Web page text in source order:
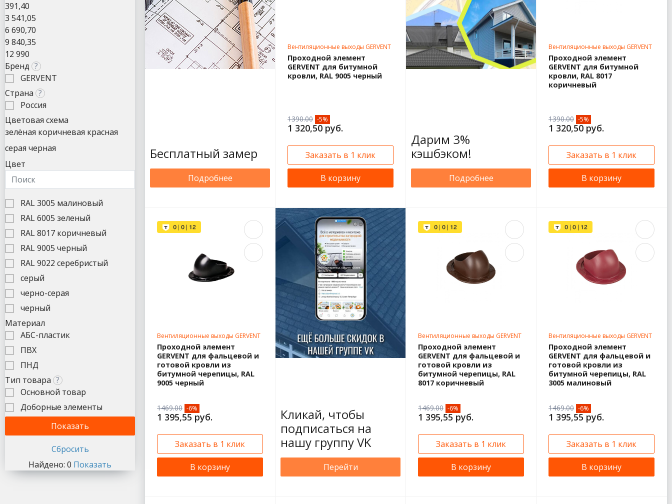
Бесплатный замер
Подробнее
Вентиляционные выходы GERVENT
Проходной элемент
GERVENT для битумной
кровли, RAL 9005 черный
1390.00 -5%
1 320,50 руб.
Заказать в 1 клик
В корзину
Дарим 3%
кэшбэком!
Подробнее
Вентиляционные выходы GERVENT
Проходной элемент
GERVENT для битумной
кровли, RAL 8017
коричневый
1390.00 -5%
1 320,50 руб.
Заказать в 1 клик
В корзину
Вентиляционные выходы GERVENT
Проходной элемент
GERVENT для фальцевой и
готовой кровли из
битумной черепицы, RAL
9005 черный
1469.00 -6%
1 395,55 руб.
Заказать в 1 клик
В корзину
Кликай, чтобы
подписаться на
нашу группу VK
Перейти
Вентиляционные выходы GERVENT
Проходной элемент
GERVENT для фальцевой и
готовой кровли из
битумной черепицы, RAL
8017 коричневый
1469.00 -6%
1 395,55 руб.
Заказать в 1 клик
В корзину
Вентиляционные выходы GERVENT
Проходной элемент
GERVENT для фальцевой и
готовой кровли из
битумной черепицы, RAL
3005 малиновый
1469.00 -6%
1 395,55 руб.
Заказать в 1 клик
В корзину
391,40
3 541,05
6 690,70
9 840,35
12 990
Бренд ?
GERVENT
Страна ?
Россия
Цветовая схема
зелёная коричневая красная
серая черная
Цвет
RAL 3005 малиновый
RAL 6005 зеленый
RAL 8017 коричневый
RAL 9005 черный
RAL 9022 серебристый
серый
черно-серая
черный
Материал
АБС-пластик
ПВХ
ПНД
Тип товара ?
Основной товар
Доборные элементы
Найдено: 0 Показать